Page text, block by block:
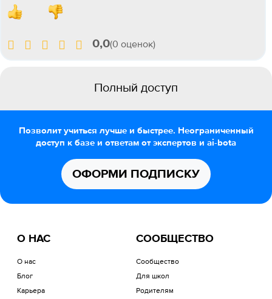
0,0(0 оценок)
Полный доступ
Позволит учиться лучше и быстрее. Неограниченный
доступ к базе и ответам от экспертов и ai-bota
ОФОРМИ ПОДПИСКУ
О НАС
О нас
Блог
Карьера
СООБЩЕСТВО
Сообщество
Для школ
Родителям